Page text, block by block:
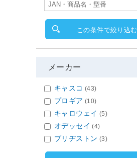
この条件で絞り込む
メーカー
キャスコ (43)
プロギア (10)
キャロウェイ (5)
オデッセイ (4)
ブリヂストン (3)